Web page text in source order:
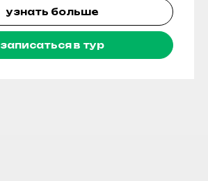
узнать больше
записаться в тур